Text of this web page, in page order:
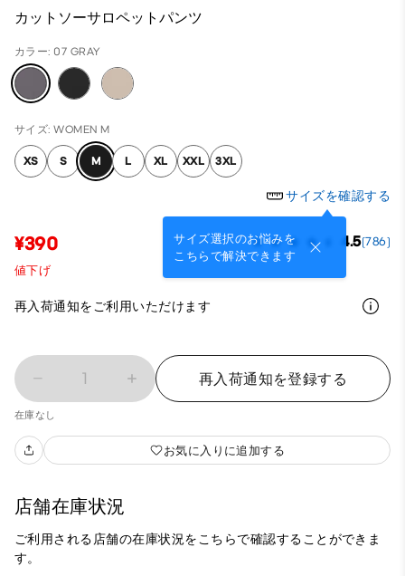
カットソーサロペットパンツ
カラー: 07 GRAY
サイズ: WOMEN M
XS S M L XL XXL 3XL
サイズを確認する
サイズ選択のお悩みを
こちらで解決できます
¥390 4.5(786)
値下げ
再入荷通知をご利用いただけます
1 再入荷通知を登録する
在庫なし
お気に入りに追加する
店舗在庫状況
ご利用される店舗の在庫状況をこちらで確認することができま
す。